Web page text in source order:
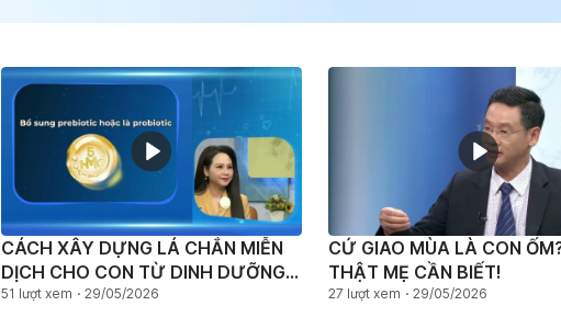
CÁCH XÂY DỰNG LÁ CHẮN MIỄN
DỊCH CHO CON TỪ DINH DƯỠNG
HÀNG NGÀY
51 lượt xem 29/05/2026
CỨ GIAO MÙA LÀ CON
THẬT MẸ CẦN BIẾT!
27 lượt xem 29/05/2026